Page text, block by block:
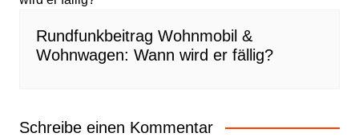
Rundfunkbeitrag Wohnmobil &
Wohnwagen: Wann wird er fällig?
Schreibe einen Kommentar